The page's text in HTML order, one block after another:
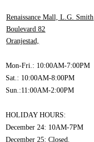
Renaissance Mall, L.G. Smith
Boulevard 82
Oranjestad,
Mon-Fri.: 10:00AM-7:00PM
Sat.: 10:00AM-8:00PM
Sun.:11:00AM-2:00PM
HOLIDAY HOURS:
December 24: 10AM-7PM
December 25: Closed.